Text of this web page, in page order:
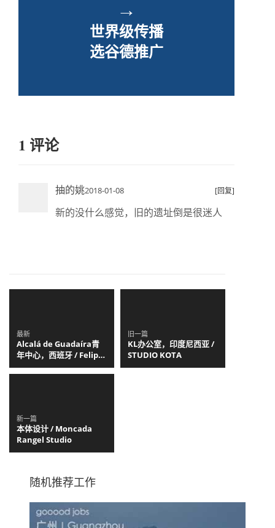
→
世界级传播
选谷德推广
1 评论
抽的姚2018-01-08 [回复]
新的没什么感觉，旧的遗址倒是很迷人
最新
Alcalá de Guadaíra青
年中心，西班牙 / Felipe
Retuerto + Dunar
Arquitectos
旧一篇
KL办公室，印度尼西亚 /
STUDIO KOTA
新一篇
本体设计 / Moncada
Rangel Studio
随机推荐工作